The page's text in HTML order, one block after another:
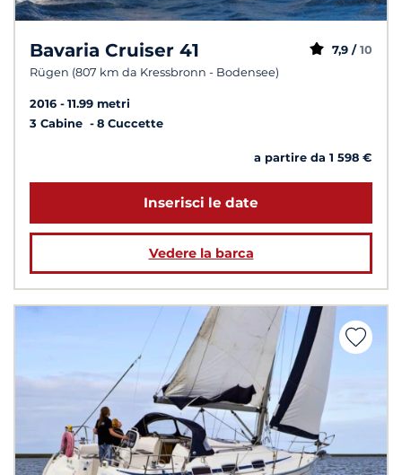
Bavaria Cruiser 41
Rügen (807 km da Kressbronn - Bodensee)
7,9 / 10
2016
11.99 metri
3 Cabine
8 Cuccette
a partire da 1 598 €
Inserisci le date
Vedere la barca